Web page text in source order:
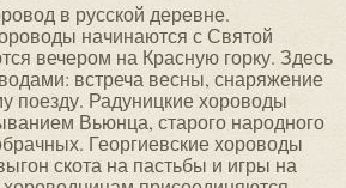
в русской деревне.
начинаются с Святой
вечером на Красную горку. Здесь
встреча весны, снаряжение
поезду. Радуницкие хороводы
Вьюнца, старого народного
Георгиевские хороводы
скота на пастьбы и игры на